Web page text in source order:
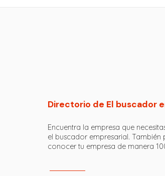
Directorio de El buscador
Encuentra la empresa que
el buscador empresarial. También
conocer tu empresa de manera